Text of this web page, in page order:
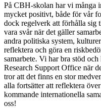
På CBH-skolan har vi många
mycket positivt, både för vår
dock regelverk att förhålla sig
vara svår när det gäller
andra politiska system,
reflektera och göra en
samarbete. Vi har bra stöd
Research Support Office när
tror att det finns en stor
alla fortsätter att reflektera
kommande internationella
oss!